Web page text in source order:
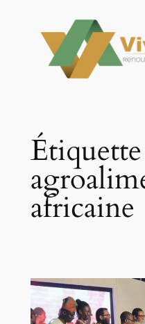
contenu
africaine